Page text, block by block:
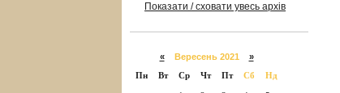
Показати / сховати увесь архів
«Вересень 2021 »
Пн
Вт Ср Чт Пт Сб Нд